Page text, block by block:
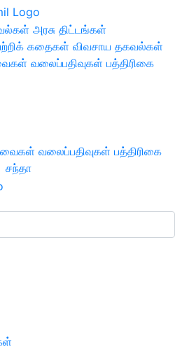
அரசு திட்டங்கள்
கதைகள் விவசாய தகவல்கள்
வலைப்பதிவுகள் பத்திரிகை
வலைப்பதிவுகள் பத்திரிகை
சந்தா